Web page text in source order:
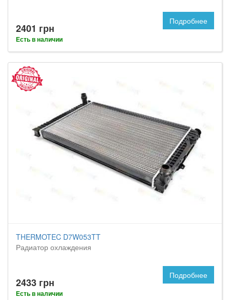
2401 грн
Есть в наличии
Подробнее
THERMOTEC D7W053TT
Радиатор охлаждения
2433 грн
Есть в наличии
Подробнее